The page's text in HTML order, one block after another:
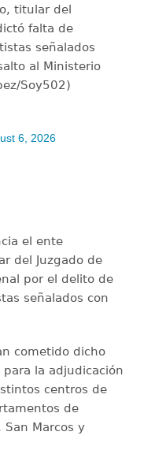
titular del
falta de
señalados
al Ministerio
Soy502)
6, 2026
el ente
del Juzgado de
por el delito de
señalados con
cometido dicho
la adjudicación
centros de
de
Marcos y